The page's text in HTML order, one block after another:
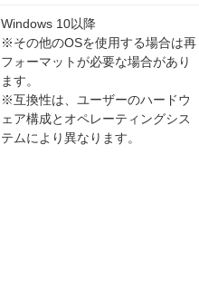
Windows 10以降
※その他のOSを使用する場合は再
フォーマットが必要な場合があり
ます。
※互換性は、ユーザーのハードウ
ェア構成とオペレーティングシス
テムにより異なります。